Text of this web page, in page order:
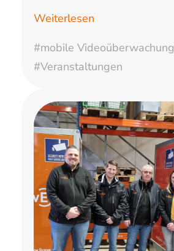
Weiterlesen
#mobile Videoüberwachung
#Veranstaltungen